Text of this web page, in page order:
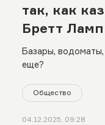
так, как
Бретт
удивило
Базары, водоматы,
еще?
Общество
04.12.2025, 09:28